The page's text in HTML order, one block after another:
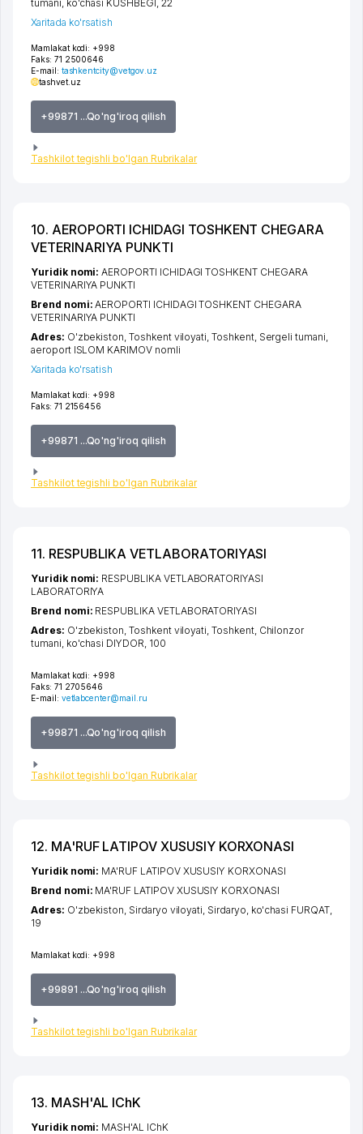
Mamlakat kodi: +998
Faks: 71 2500646
E-mail: tashkentcity@vetgov.uz
tashvet.uz
+99871 ...Qo'ng'iroq qilish
Tashkilot tegishli bo'lgan Rubrikalar
tumani ko'chasi KUSHBEGI , 22
Xaritada ko'rsatish
10. AEROPORTI ICHIDAGI TOSHKENT CHEGARA
VETERINARIYA PUNKTI
Mamlakat kodi: +998
Faks: 71 2156456
+99871 ...Qo'ng'iroq qilish
Tashkilot tegishli bo'lgan Rubrikalar
Yuridik nomi:AEROPORTI ICHIDAGI TOSHKENT CHEGARA
VETERINARIYA PUNKTI
Brend nomi:AEROPORTI ICHIDAGI TOSHKENT CHEGARA
VETERINARIYA PUNKTI
Adres: O'zbekiston,Toshkent viloyati,Toshkent, Sergeli tumani,
aeroport ISLOM KARIMOV nomli
Xaritada ko'rsatish
11. RESPUBLIKA VETLABORATORIYASI
Mamlakat kodi: +998
Faks: 71 2705646
E-mail: vetlabcenter@mail.ru
+99871 ...Qo'ng'iroq qilish
Tashkilot tegishli bo'lgan Rubrikalar
Yuridik nomi: RESPUBLIKA VETLABORATORIYASI
LABORATORIYA
Brend nomi: RESPUBLIKA VETLABORATORIYASI
Adres: O'zbekiston,Toshkent viloyati,Toshkent, Chilonzor
tumani, ko'chasi DIYDOR, 100
12. MA'RUF LATIPOV XUSUSIY KORXONASI
Mamlakat kodi: +998
+99891 ...Qo'ng'iroq qilish
Tashkilot tegishli bo'lgan Rubrikalar
Yuridik nomi: MA'RUF LATIPOV XUSUSIY KORXONASI
Brend nomi: MA'RUF LATIPOV XUSUSIY KORXONASI
Adres: O'zbekiston, Sirdaryo viloyati Sirdaryo ko'chasi FURQAT,
19
13. MASH'AL IChK
Yuridik nomi: MASH'AL IChK